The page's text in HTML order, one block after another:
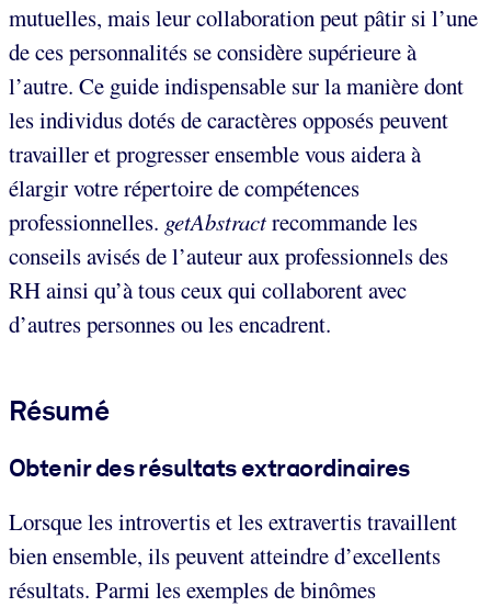
mutuelles, mais leur collaboration peut pâtir si l’une
de ces personnalités se considère supérieure à
l’autre. Ce guide indispensable sur la manière dont
les individus dotés de caractères opposés peuvent
travailler et progresser ensemble vous aidera à
élargir votre répertoire de compétences
professionnelles. getAbstractrecommande les
conseils avisés de l’auteur aux professionnels des
RH ainsi qu’à tous ceux qui collaborent avec
d’autres personnes ou les encadrent.
Résumé
Obtenir des résultats extraordinaires
Lorsque les introvertis et les extravertis travaillent
bien ensemble, ils peuvent atteindre d’excellents
résultats. Parmi les exemples de binômes